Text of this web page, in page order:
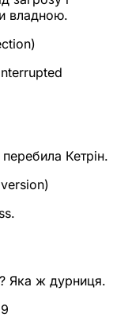
владною.
Кетрін.
Яка ж дурниця.